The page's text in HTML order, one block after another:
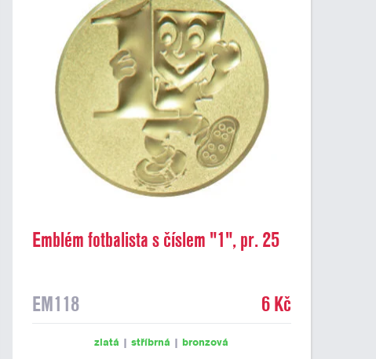
Emblém fotbalista s číslem "1", pr. 25
EM118
6 Kč
zlatá |stříbrná | bronzová